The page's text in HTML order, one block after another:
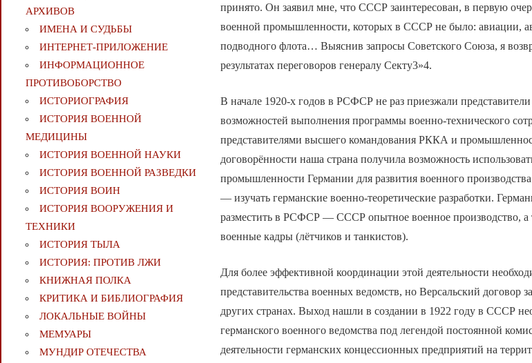
принято. Он заявил мне, что СССР заинтересован, в первую
военной промышленности, которых в СССР не было: авиации,
подводного флота… Выяснив запросы Советского Союза, я
результатах переговоров генералу Секту3»4.
В начале 1920-х годов в РСФСР не раз приезжали
возможностей выполнения программы военно-технического
представителями высшего командования РККА и
договорённости наша страна получила возможность
промышленности Германии для развития военного
— изучать германские военно-теоретические разработки.
разместить в РСФСР — СССР опытное военное производство, а
военные кадры (лётчиков и танкистов).
Для более эффективной координации этой деятельности
представительства военных ведомств, но Версальский договор
других странах. Выход нашли в создании в 1922 году в СССР
германского военного ведомства под легендой постоянной
деятельности германских концессионных предприятий на
АРХИВОВ
ИМЕНА И СУДЬБЫ
ИНТЕРНЕТ-ПРИЛОЖЕНИЕ
ИНФОРМАЦИОННОЕ
ПРОТИВОБОРСТВО
ИСТОРИОГРАФИЯ
ИСТОРИЯ ВОЕННОЙ
МЕДИЦИНЫ
ИСТОРИЯ ВОЕННОЙ НАУКИ
ИСТОРИЯ ВОЕННОЙ РАЗВЕДКИ
ИСТОРИЯ ВОИН
ИСТОРИЯ ВООРУЖЕНИЯ И
ТЕХНИКИ
ИСТОРИЯ ТЫЛА
ИСТОРИЯ: ПРОТИВ ЛЖИ
КНИЖНАЯ ПОЛКА
КРИТИКА И БИБЛИОГРАФИЯ
ЛОКАЛЬНЫЕ ВОЙНЫ
МЕМУАРЫ
МУНДИР ОТЕЧЕСТВА